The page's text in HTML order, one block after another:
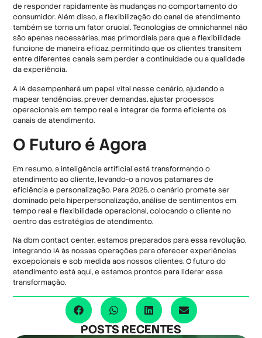
de responder rapidamente às mudanças no comportamento do
consumidor. Além disso, a flexibilização do canal de atendimento
também se torna um fator crucial. Tecnologias de omnichannel não
são apenas necessárias, mas primordiais para que a flexibilidade
funcione de maneira eficaz, permitindo que os clientes transitem
entre diferentes canais sem perder a continuidade ou a qualidade
da experiência.
A IA desempenhará um papel vital nesse cenário, ajudando a
mapear tendências, prever demandas, ajustar processos
operacionais em tempo real e integrar de forma eficiente os
canais de atendimento.
O Futuro é Agora
Em resumo, a inteligência artificial está transformando o
atendimento ao cliente, levando-o a novos patamares de
eficiência e personalização. Para 2025, o cenário promete ser
dominado pela hiperpersonalização, análise de sentimentos em
tempo real e flexibilidade operacional, colocando o cliente no
centro das estratégias de atendimento.
Na dbm contact center, estamos preparados para essa revolução,
integrando IA às nossas operações para oferecer experiências
excepcionais e sob medida aos nossos clientes. O futuro do
atendimento está aqui, e estamos prontos para liderar essa
transformação.
POSTS RECENTES